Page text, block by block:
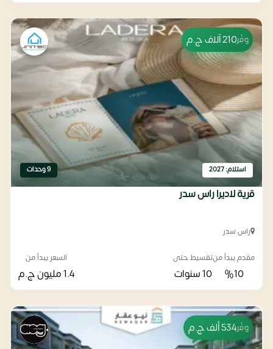
وفّر210 آلاف ج.م
استلام: 2027 9 وحدات
قرية لاديرا راس سدر
راس سدر
مقدم يبدأ من
%10
تقسيط حتى
10 سنوات
السعر يبدأ من
1.4 مليون ج.م
وفّر534 ألف ج.م